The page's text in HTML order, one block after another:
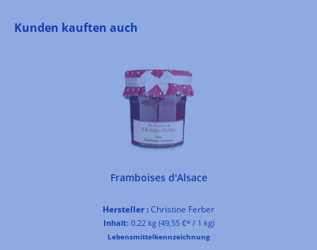
Produktgalerie überspringen
Kunden kauften auch
Framboises d'Alsace
Hersteller :Christine Ferber
Inhalt: 0.22 kg (49,55 €* / 1 kg)
Lebensmittelkennzeichnung